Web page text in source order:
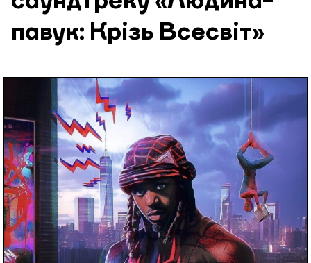
павук: Крізь Всесвіт»